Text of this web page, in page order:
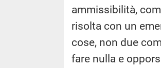
ammissibilità,
risolta con un
cose, non due
fare nulla e